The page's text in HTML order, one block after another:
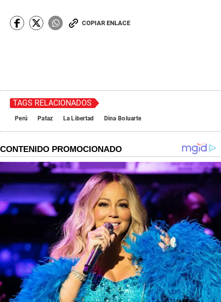
COPIAR ENLACE
TAGS RELACIONADOS
Perú Pataz La Libertad Dina Boluarte